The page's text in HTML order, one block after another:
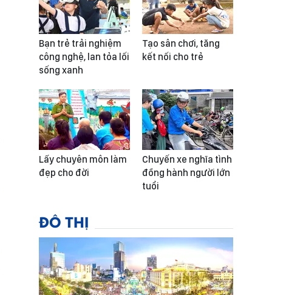
Bạn trẻ trải nghiệm
công nghệ, lan tỏa lối
sống xanh
Tạo sân chơi, tăng
kết nối cho trẻ
Lấy chuyên môn làm
đẹp cho đời
Chuyến xe nghĩa tình
đồng hành người lớn
tuổi
ĐÔ THỊ